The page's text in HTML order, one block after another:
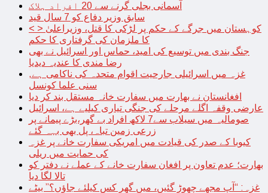
آسمانی بجلی گرنے سے 20 افراد ہلاک
سابق وزیر دفاع کو 7 سال قید
< > کوہستان میں جرگے کے حکم پر لڑکی کا قتل، وزیراعلیٰ
کا ملزمان کی گرفتاری کا حکم
جنگ بندی میں توسیع کی امید، حماس اور اسرائیل نے بھی
رضا مندی کا عندیہ دیدیا
غزہ میں اسرائیلی جارحیت اقوام متحدہ کی ناکامی ہے,
سنی علما کونسل
افغانستان نے بھارت میں سفارت خانہ مستقل بند کر دیا
عارضی وقفہ اگلے مرحلے کی جنگی تیاری کیلیے ہے، اسرائیل
صومالیہ میں سیلاب سے7 لاکھ افراد بے گھر،بڑے پیمانے پر
زرعی زمین تباہ، پل بھی بہہ گئے
کیوبا کے صدر کی قیادت میں امریکی سفارت خانے پر غزہ
کی حمایت میں ریلی
بھارت؛ عدم تعاون پر افغان سفارت خانے کے عملے نے دفتر کو
تالا لگا دیا
غزہ: “آپ مجھے چھوڑ گئیں، میں گھر کس کیلئے جاؤں؟” بیٹے